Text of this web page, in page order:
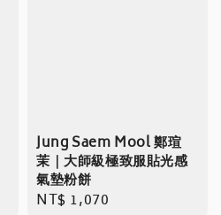
Jung Saem Mool 鄭瑄
茉｜大師級極致服貼光感
氣墊粉餅
Regular
NT$ 1,070